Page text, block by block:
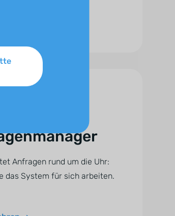
Anfragen rund um die Uhr:
das System für sich arbeiten.